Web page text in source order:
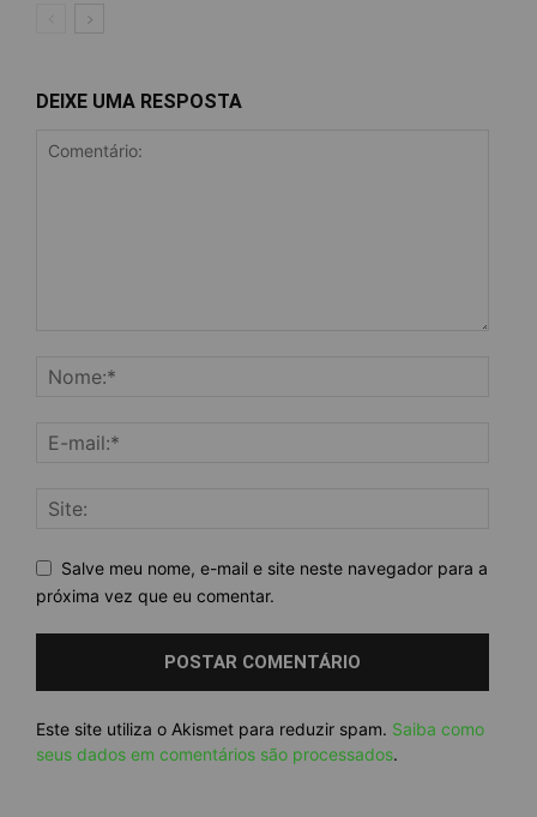
DEIXE UMA RESPOSTA
Salve meu nome, e-mail e site neste navegador para a
próxima vez que eu comentar.
Este site utiliza o Akismet para reduzir spam. Saiba como
seus dados em comentários são processados.